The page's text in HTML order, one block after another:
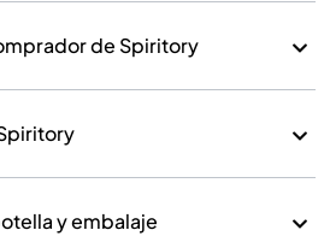
de Spiritory
y embalaje